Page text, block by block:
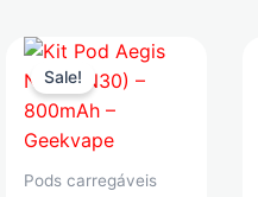
Sale!
Pods carregáveis